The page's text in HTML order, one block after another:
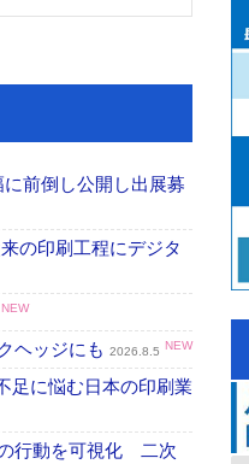
前倒し公開し出展募
の印刷工程にデジタ
NEW
ヘッジにも 2026.8.5 NEW
足に悩む日本の印刷業
行動を可視化 二次